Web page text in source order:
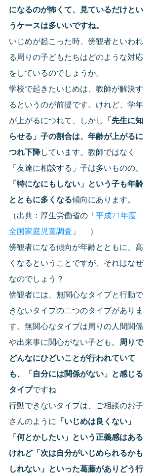
になるのが怖くて、見ているだけとい
うケースは多いいですね。
いじめが起こった時、傍観者といわれ
る周りの子どもたちはどのような対応
をしているのでしょうか。
学校で起きたいじめは、教師が解決す
るというのが前提です。けれど、学年
が上がるにつれて、しかし 「先生に知
らせる」子の割合は、年齢が上がるに
つれ下降しています。教師ではなく
「友達に相談する」子は多いものの、
「特になにもしない」という子も年齢
とともに多くなる傾向にあります。
（出典：厚生労働省の「 平成21年度
全国家庭児童調査」     ）
傍観者になる傾向が年齢とともに、高
くなるということですが、それはなぜ
なのでしょう？
傍観者には、無関心なタイプと行動で
きないタイプの二つのタイプがありま
す。無関心なタイプは周りの人間関係
や出来事に関心がない子ども。 周りで
どんなにひどいことが行われていて
も、「自分には関係がない」と感じる
タイプですね
行動できないタイプは、ご相談のお子
さんのように 「いじめは良くない」
「何とかしたい」という正義感はある
けれど「次は自分がいじめられるかも
しれない」といった葛藤がありどう行